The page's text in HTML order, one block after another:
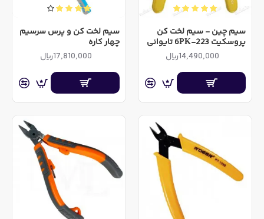
سیم چین - سیم لخت کن
پروسکیت 6PK-223 تایوانی
14,490,000ریال
سیم لخت کن و پرس سرسیم
چهار کاره
17,810,000ریال